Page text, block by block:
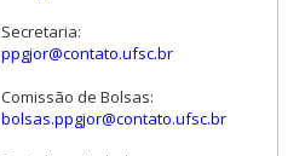
Secretaria:
ppgjor@contato.ufsc.br
Comissão de Bolsas:
bolsas.ppgjor@contato.ufsc.br